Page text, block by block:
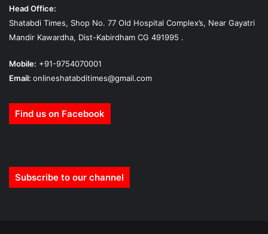
Head Office:
Shatabdi Times, Shop No. 77 Old Hospital Complex’s, Near Gayatri
Mandir Kawardha, Dist-Kabirdham CG 491995 .
Mobile: +91-9754070001
Email: onlineshatabditimes@gmail.com
Find us on Facebook
Subscribe to our channel